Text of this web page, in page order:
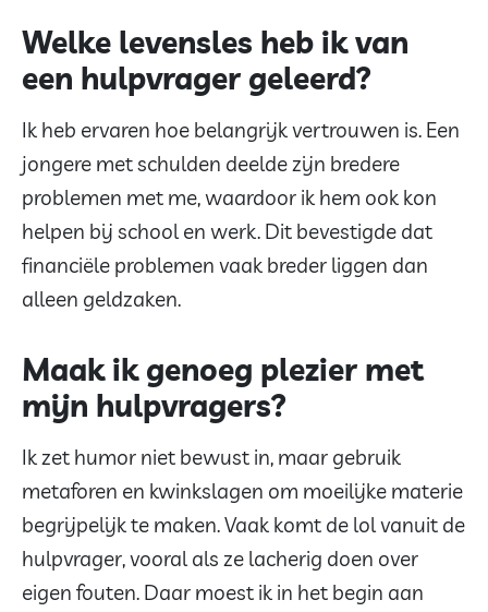
Welke levensles heb ik van
een hulpvrager geleerd?
Ik heb ervaren hoe belangrijk vertrouwen is. Een
jongere met schulden deelde zijn bredere
problemen met me, waardoor ik hem ook kon
helpen bij school en werk. Dit bevestigde dat
financiële problemen vaak breder liggen dan
alleen geldzaken.
Maak ik genoeg plezier met
mijn hulpvragers?
Ik zet humor niet bewust in, maar gebruik
metaforen en kwinkslagen om moeilijke materie
begrijpelijk te maken. Vaak komt de lol vanuit de
hulpvrager, vooral als ze lacherig doen over
eigen fouten. Daar moest ik in het begin aan